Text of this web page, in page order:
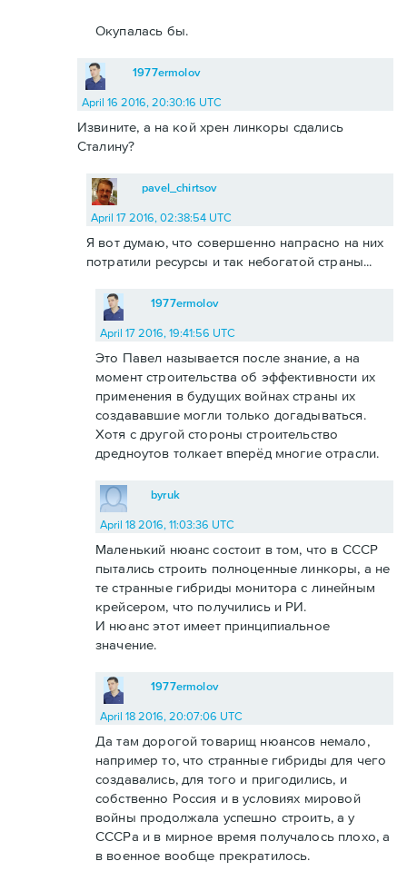
Окупалась бы.
1977ermolov
April 16 2016, 20:30:16 UTC
Извините, а на кой хрен линкоры сдались
Сталину?
pavel_chirtsov
April 17 2016, 02:38:54 UTC
Я вот думаю, что совершенно напрасно на них
потратили ресурсы и так небогатой страны...
1977ermolov
April 17 2016, 19:41:56 UTC
Это Павел называется после знание, а на
момент строительства об эффективности их
применения в будущих войнах страны их
создававшие могли только догадываться.
Хотя с другой стороны строительство
дредноутов толкает вперёд многие отрасли.
byruk
April 18 2016, 11:03:36 UTC
Маленький нюанс состоит в том, что в СССР
пытались строить полноценные линкоры, а не
те странные гибриды монитора с линейным
крейсером, что получились и РИ.
И нюанс этот имеет принципиальное
значение.
1977ermolov
April 18 2016, 20:07:06 UTC
Да там дорогой товарищ нюансов немало,
например то, что странные гибриды для чего
создавались, для того и пригодились, и
собственно Россия и в условиях мировой
войны продолжала успешно строить, а у
СССРа и в мирное время получалось плохо, а
в военное вообще прекратилось.